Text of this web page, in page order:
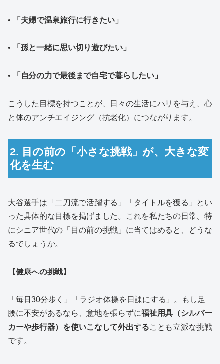
• 「夫婦で温泉旅行に行きたい」
• 「孫と一緒に思い切り遊びたい」
• 「自分の力で最後まで自宅で暮らしたい」
こうした目標を持つことが、日々の生活にハリを与え、心
と体のアンチエイジング（抗老化）につながります。
2. 目の前の「小さな挑戦」が、大きな変
化を生む
大谷選手は「二刀流で活躍する」「タイトルを獲る」とい
った具体的な目標を掲げました。これを私たちの日常、特
にシニア世代の「目の前の挑戦」に当てはめると、どうな
るでしょうか。
【健康への挑戦】
「毎日30分歩く」「ラジオ体操を日課にする」。もし足
腰に不安があるなら、意地を張らずに福祉用具（シルバー
カーや歩行器）を使いこなして外出することも立派な挑戦
です。